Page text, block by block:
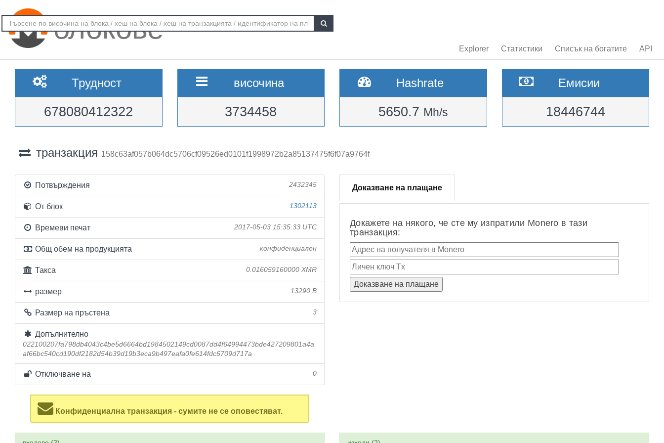
блокове
Explorer Статистики Списък на богатите API
Трудност
678080412322
височина
3734458
Hashrate
5650.7 Mh/s
Емисии
18446744
транзакция 158c63af057b064dc5706cf09526ed0101f1998972b2a85137475f6f07a9764f
Потвърждения 2432345
От блок 1302113
Времеви печат 2017-05-03 15:35:33 UTC
Общ обем на продукцията конфиденциален
Такса 0.016059160000 XMR
размер 13290 B
Размер на пръстена 3
Допълнително
022100207fa798db4043c4be5d6664bd1984502149cd0087dd4f64994473bde427209801a4a
af66bc540cd190df2182d54b39d19b3eca9b497eafa0fe614fdc6709d717a
Отключване на 0
Конфиденциална транзакция - сумите не се оповестяват.
Доказване на плащане
Докажете на някого, че сте му изпратили Monero в тази
транзакция: